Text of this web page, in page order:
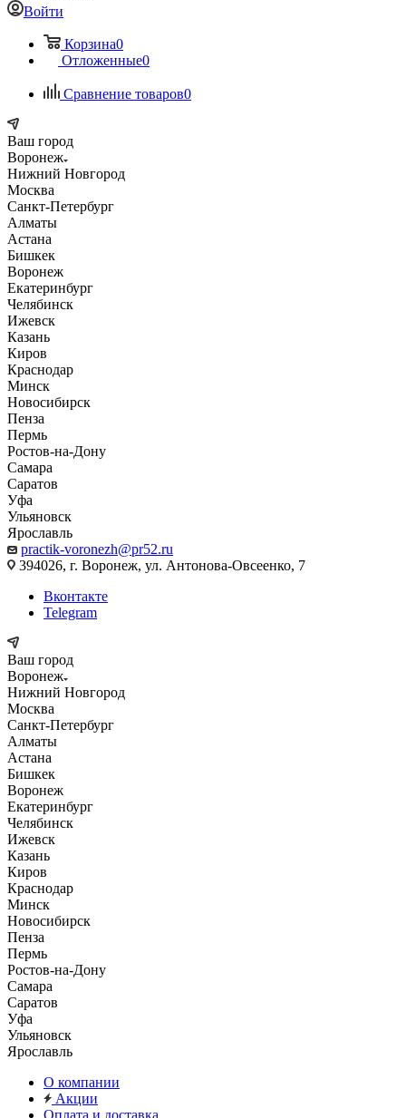
Войти
Корзина0
Отложенные0
Сравнение товаров0
Ваш город
Воронеж
Нижний Новгород
Москва
Санкт-Петербург
Алматы
Астана
Бишкек
Воронеж
Екатеринбург
Челябинск
Ижевск
Казань
Киров
Краснодар
Минск
Новосибирск
Пенза
Пермь
Ростов-на-Дону
Самара
Саратов
Уфа
Ульяновск
Ярославль
practik-voronezh@pr52.ru
394026, г. Воронеж, ул. Антонова-Овсеенко, 7
Вконтакте
Telegram
Ваш город
Воронеж
Нижний Новгород
Москва
Санкт-Петербург
Алматы
Астана
Бишкек
Воронеж
Екатеринбург
Челябинск
Ижевск
Казань
Киров
Краснодар
Минск
Новосибирск
Пенза
Пермь
Ростов-на-Дону
Самара
Саратов
Уфа
Ульяновск
Ярославль
О компании
Акции
Оплата и доставка